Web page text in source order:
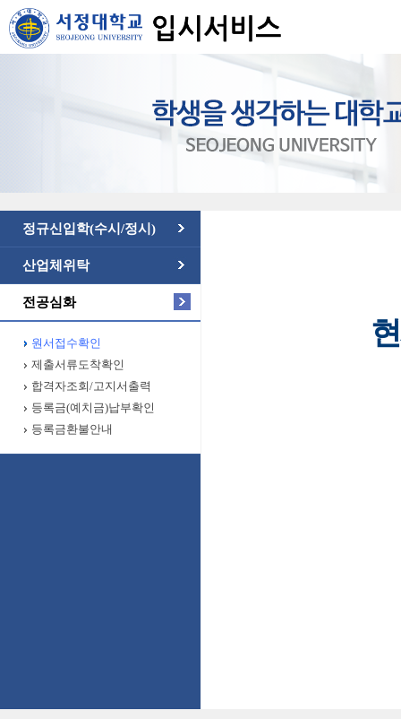
정규신입학(수시/정시)
산업체위탁
전공심화
원서접수확인
제출서류도착확인
합격자조회/고지서출력
등록금(예치금)납부확인
등록금환불안내